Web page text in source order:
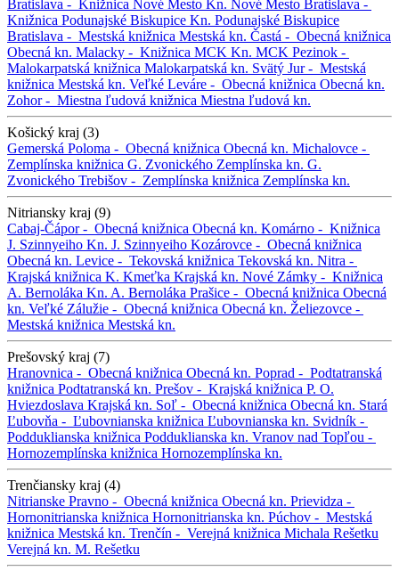
Bratislava - Knižnica Nové Mesto Kn. Nové Mesto Bratislava -
Knižnica Podunajské Biskupice Kn. Podunajské Biskupice
Bratislava - Mestská knižnica Mestská kn. Častá - Obecná knižnica
Obecná kn. Malacky - Knižnica MCK Kn. MCK Pezinok -
Malokarpatská knižnica Malokarpatská kn. Svätý Jur - Mestská
knižnica Mestská kn. Veľké Leváre - Obecná knižnica Obecná kn.
Zohor - Miestna ľudová knižnica Miestna ľudová kn.
Košický kraj (3)
Gemerská Poloma - Obecná knižnica Obecná kn. Michalovce -
Zemplínska knižnica G. Zvonického Zemplínska kn. G.
Zvonického Trebišov - Zemplínska knižnica Zemplínska kn.
Nitriansky kraj (9)
Cabaj-Čápor - Obecná knižnica Obecná kn. Komárno - Knižnica
J. Szinnyeiho Kn. J. Szinnyeiho Kozárovce - Obecná knižnica
Obecná kn. Levice - Tekovská knižnica Tekovská kn. Nitra -
Krajská knižnica K. Kmeťka Krajská kn. Nové Zámky - Knižnica
A. Bernoláka Kn. A. Bernoláka Prašice - Obecná knižnica Obecná
kn. Veľké Zálužie - Obecná knižnica Obecná kn. Želiezovce -
Mestská knižnica Mestská kn.
Prešovský kraj (7)
Hranovnica - Obecná knižnica Obecná kn. Poprad - Podtatranská
knižnica Podtatranská kn. Prešov - Krajská knižnica P. O.
Hviezdoslava Krajská kn. Soľ - Obecná knižnica Obecná kn. Stará
Ľubovňa - Ľubovnianska knižnica Ľubovnianska kn. Svidník -
Podduklianska knižnica Podduklianska kn. Vranov nad Topľou -
Hornozemplínska knižnica Hornozemplínska kn.
Trenčiansky kraj (4)
Nitrianske Pravno - Obecná knižnica Obecná kn. Prievidza -
Hornonitrianska knižnica Hornonitrianska kn. Púchov - Mestská
knižnica Mestská kn. Trenčín - Verejná knižnica Michala Rešetku
Verejná kn. M. Rešetku